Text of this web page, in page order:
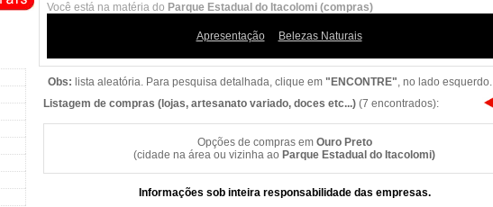
Você está na matéria do Parque Estadual do Itacolomi (compras)
Apresentação Belezas Naturais
Obs: lista aleatória. Para pesquisa detalhada, clique em "ENCONTRE", no lado esquerdo.
Listagem de compras (lojas, artesanato variado, doces etc...) (7 encontrados):
Opções de compras em Ouro Preto
(cidade na área ou vizinha ao Parque Estadual do Itacolomi)
Informações sob inteira responsabilidade das empresas.